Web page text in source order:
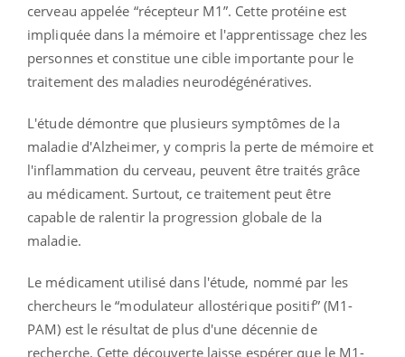
cerveau appelée “récepteur M1”. Cette protéine est
impliquée dans la mémoire et l'apprentissage chez les
personnes et constitue une cible importante pour le
traitement des maladies neurodégénératives.
L'étude démontre que plusieurs symptômes de la
maladie d'Alzheimer, y compris la perte de mémoire et
l'inflammation du cerveau, peuvent être traités grâce
au médicament. Surtout, ce traitement peut être
capable de ralentir la progression globale de la
maladie.
Le médicament utilisé dans l'étude, nommé par les
chercheurs le “modulateur allostérique positif” (M1-
PAM) est le résultat de plus d'une décennie de
recherche. Cette découverte laisse espérer que le M1-